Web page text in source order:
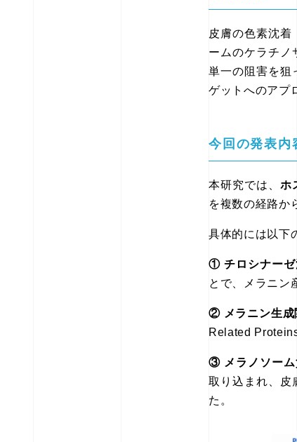
皮膚の色素沈着
ームのケラチノ
単一の阻害を狙
ゲットへのアプ
今回の発表内
本研究では、ホ
を複数の経路か
具体的には以下
① チロシナーゼ
とで、メラニン
② メラニン生成
Related
③ メラノソーム
取り込まれ、皮
た。